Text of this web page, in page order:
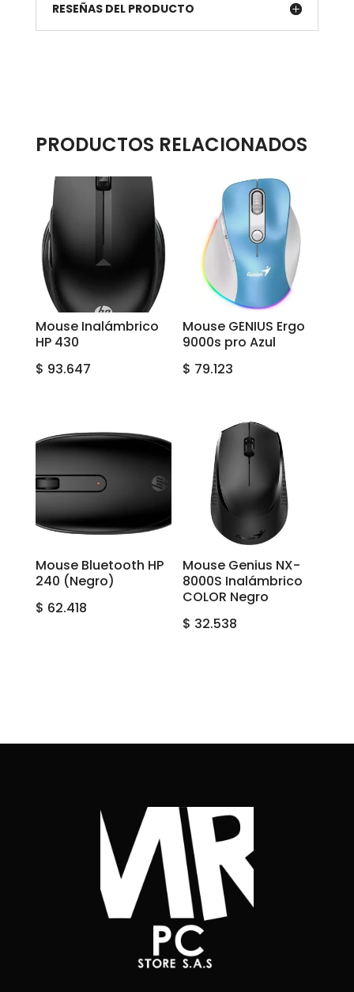
RESEÑAS DEL PRODUCTO
PRODUCTOS RELACIONADOS
Mouse Inalámbrico
HP 430
$ 93.647
Mouse GENIUS Ergo
9000s pro Azul
$ 79.123
Mouse Bluetooth HP
240 (Negro)
$ 62.418
Mouse Genius NX-
8000S Inalámbrico
COLOR Negro
$ 32.538